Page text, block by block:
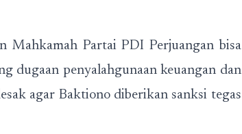
Mahkamah Partai PDI Perjuangan bisa
dugaan penyalahgunaan keuangan dan
agar Baktiono diberikan sanksi tegas